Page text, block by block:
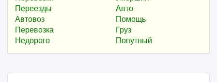
Переезды
Авто
Автовоз
Помощь
Перевозка
Груз
Недорого
Попутный